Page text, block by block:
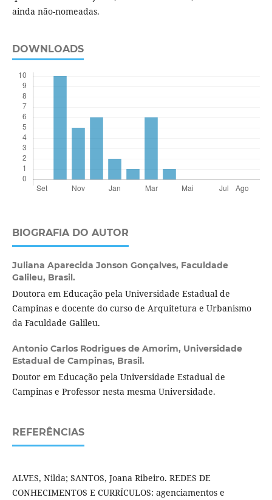
ainda não-nomeadas.
DOWNLOADS
BIOGRAFIA DO AUTOR
Juliana Aparecida Jonson Gonçalves, Faculdade
Galileu, Brasil.
Doutora em Educação pela Universidade Estadual de
Campinas e docente do curso de Arquitetura e Urbanismo
da Faculdade Galileu.
Antonio Carlos Rodrigues de Amorim, Universidade
Estadual de Campinas, Brasil.
Doutor em Educação pela Universidade Estadual de
Campinas e Professor nesta mesma Universidade.
REFERÊNCIAS
ALVES, Nilda; SANTOS, Joana Ribeiro. REDES DE
CONHECIMENTOS E CURRÍCULOS: agenciamentos e